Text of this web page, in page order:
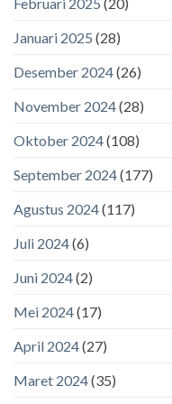
Februari 2025 (20)
Januari 2025 (28)
Desember 2024(26)
November 2024(28)
Oktober 2024(108)
September 2024(177)
Agustus 2024(117)
Juli 2024(6)
Juni 2024(2)
Mei 2024(17)
April 2024(27)
Maret 2024(35)